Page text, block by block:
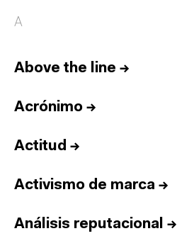
A
Above the line →
Acrónimo →
Actitud →
Activismo de marca →
Análisis reputacional →